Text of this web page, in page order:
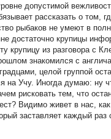
допустимой
рассказать о том,
рыбаков не умеют в
достаточно крупицы
крупицу из разговора с
знакомился с
целой группой
на Учу. Иногда думаю: ну
рисковать тем, что
Видимо живет в нас,
заставляет каждый